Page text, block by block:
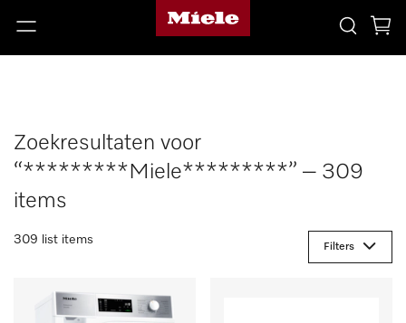
Zoekresultaten voor
“*********Miele*********” – 309
items
309 list items
Filters